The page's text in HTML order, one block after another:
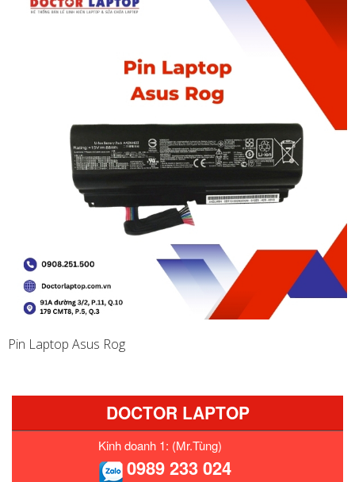
Pin Laptop Asus Rog
DOCTOR LAPTOP
Kinh doanh 1: (Mr.Tùng)
0989 233 024